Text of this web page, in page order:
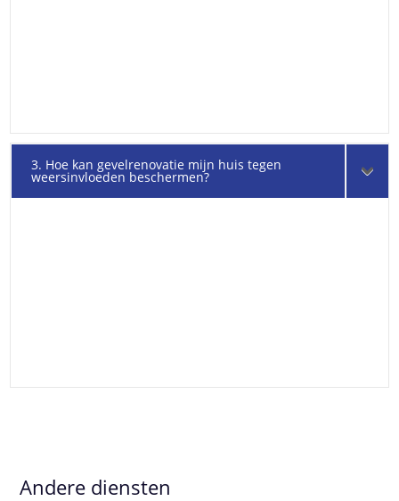
3. Hoe kan gevelrenovatie mijn huis tegen
weersinvloeden beschermen?
Andere diensten